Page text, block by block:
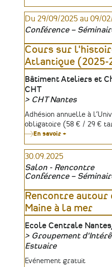
:
La
mutation
du
opérée
par
le
régime
général
de
sociale
Du 29/09/2025 au 09/
Conférence –
Cours sur
Atlantique (2025-
Lieu
Bâtiment Ateliers et
CHT
Organisateur
CHT Nantes
Tarifs
Adhésion annuelle à
obligatoire (58 € / 29 €
En savoir +
sur
en
Loire-
(2025-
2026)
30.09.2025
Salon - Rencontre
Conférence –
Rencontre autour
Maine à la mer
Lieu
Ecole Centrale
Organisateur
Groupement
Estuaire
Tarifs
Evénement gratuit